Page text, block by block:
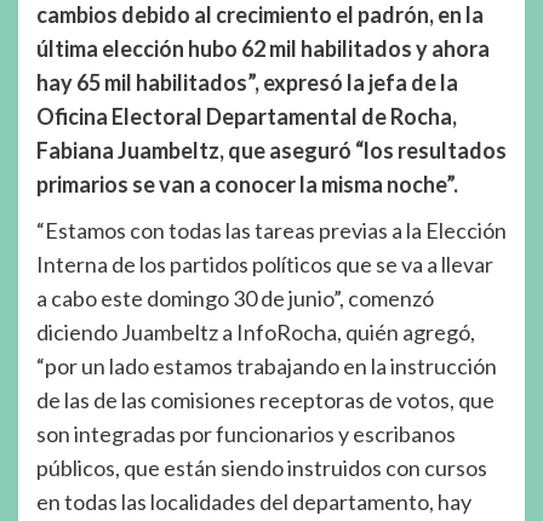
cambios debido al crecimiento el padrón, en la
última elección hubo 62 mil habilitados y ahora
hay 65 mil habilitados”, expresó la jefa de la
Oficina Electoral Departamental de Rocha,
Fabiana Juambeltz, que aseguró “los resultados
primarios se van a conocer la misma noche”.
“Estamos con todas las tareas previas a la Elección
Interna de los partidos políticos que se va a llevar
a cabo este domingo 30 de junio”, comenzó
diciendo Juambeltz a InfoRocha, quién agregó,
“por un lado estamos trabajando en la instrucción
de las de las comisiones receptoras de votos, que
son integradas por funcionarios y escribanos
públicos, que están siendo instruidos con cursos
en todas las localidades del departamento, hay